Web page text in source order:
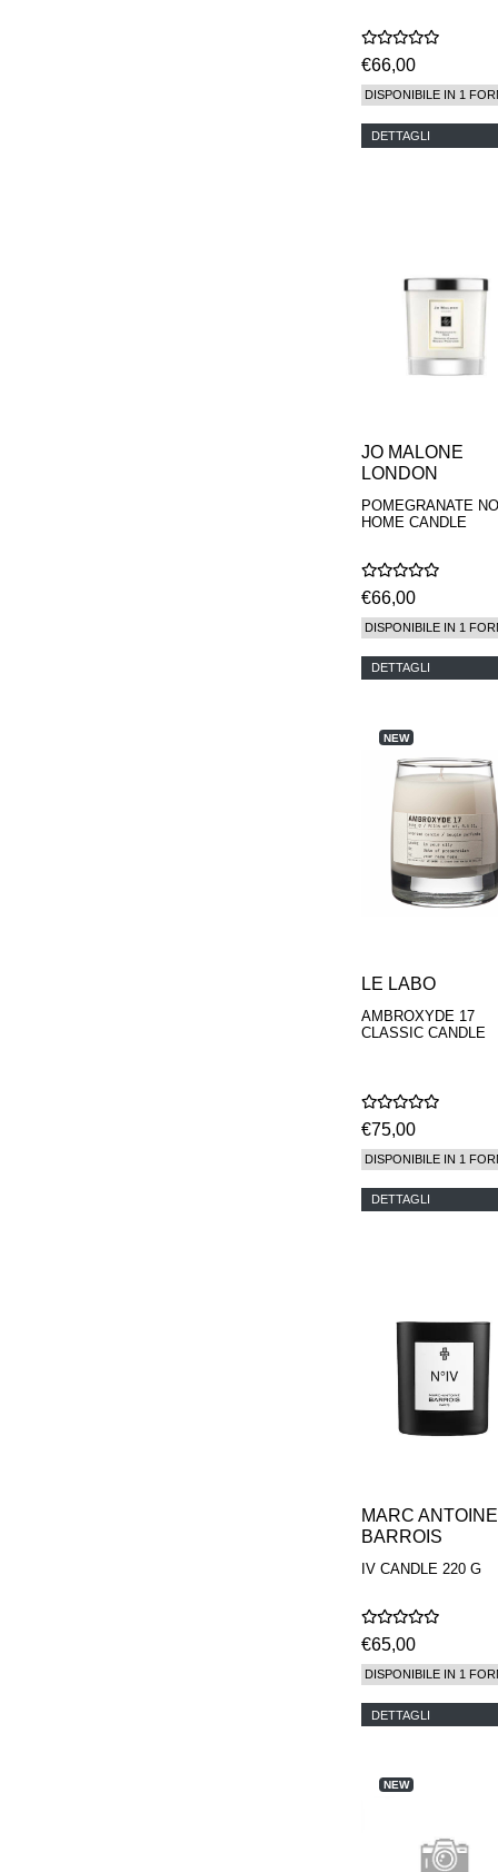
€66,00
DISPONIBILE IN 1
DETTAGLI
JO MALONE
LONDON
POMEGRANATE
HOME CANDLE
€66,00
DISPONIBILE IN 1
DETTAGLI
NEW
LE LABO
AMBROXYDE 17
CLASSIC CANDLE
€75,00
DISPONIBILE IN 1
DETTAGLI
MARC ANTOINE
BARROIS
IV CANDLE 220 G
€65,00
DISPONIBILE IN 1
DETTAGLI
NEW